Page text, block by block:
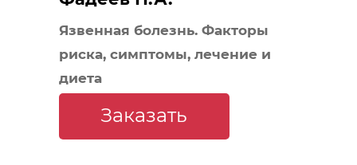
Язвенная болезнь. Факторы
риска, симптомы, лечение и
диета
Заказать